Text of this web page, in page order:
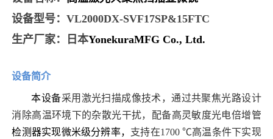
设备型号：VL2000DX-SVF17SP&15FTC
生产厂家：
日本YonekuraMFG Co., Ltd.
设备简介
本设备采用激光扫描成像技术，通过共聚焦光路设计
消除高温环境下的杂散光干扰， 配备高灵敏度光电倍增管
检测器实现微米级分辨率， 支持在1700 ℃高温条件下实现